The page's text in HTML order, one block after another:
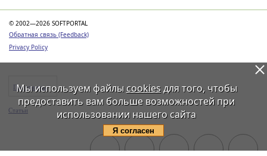
© 2002—2026 SOFTPORTAL
Обратная связь (Feedback)
Privacy Policy
Программы
Статьи
Мы используем файлы cookiesдля того, чтобы
предоставить вам больше возможностей при
использовании нашего сайта